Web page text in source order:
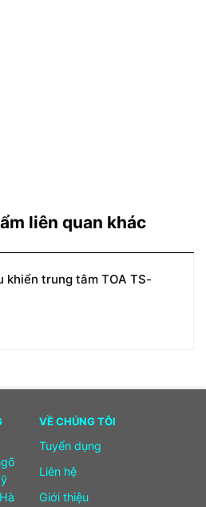
liên quan khác
khiển trung tâm TOA TS-
VỀ CHÚNG TÔI
Tuyển dụng
Liên hệ
Giới thiệu